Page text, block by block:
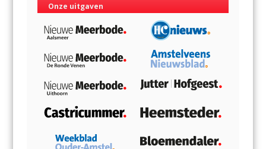
Onze uitgaven